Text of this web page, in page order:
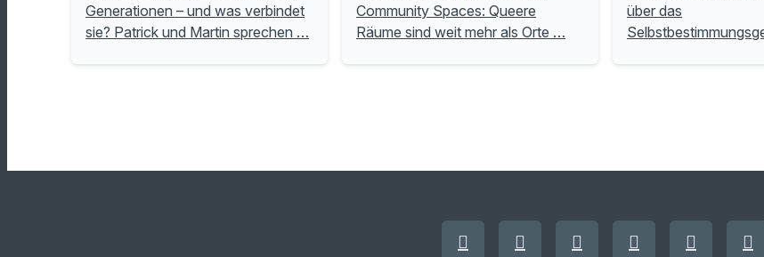
Generationen – und was verbindet
sie? Patrick und Martin sprechen …
Community Spaces: Queere
Räume sind weit mehr als Orte …
über das